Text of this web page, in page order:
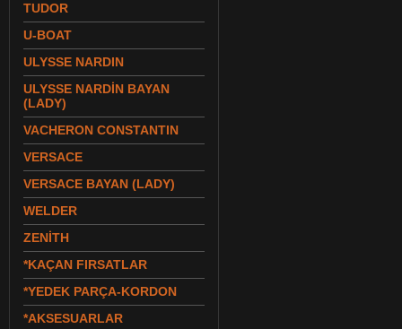
TUDOR
U-BOAT
ULYSSE NARDIN
ULYSSE NARDİN BAYAN
(LADY)
VACHERON CONSTANTIN
VERSACE
VERSACE BAYAN (LADY)
WELDER
ZENİTH
*KAÇAN FIRSATLAR
*YEDEK PARÇA-KORDON
*AKSESUARLAR